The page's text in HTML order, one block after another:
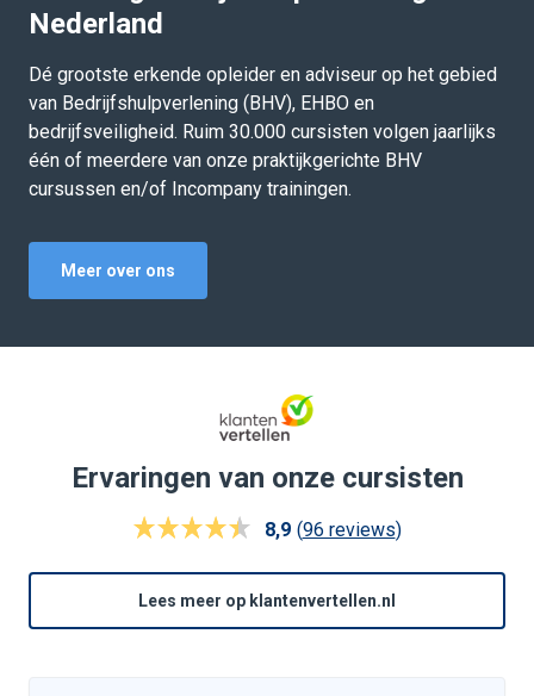
Nederland
Dé grootste erkende opleider en adviseur op het gebied
van Bedrijfshulpverlening (BHV), EHBO en
bedrijfsveiligheid. Ruim 30.000 cursisten volgen jaarlijks
één of meerdere van onze praktijkgerichte BHV
cursussen en/of Incompany trainingen.
Meer over ons
Ervaringen van onze cursisten
8,9 (96 reviews)
Lees meer op klantenvertellen.nl